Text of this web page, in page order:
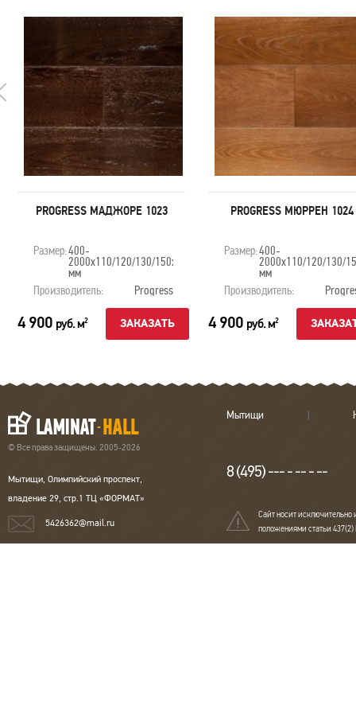
PROGRESS МАДЖОРЕ 1023
Размер:400-
2000х110/120/130/150х20
мм
Производитель:
Progress
4 900 руб. м2 ЗАКАЗАТЬ
PROGRESS МЮРРЕН 1024
Размер:400-
2000х110/120/130/
мм
Производитель:
4 900 руб. м2
© Все права защищены. 2005-2026
Мытищи, Олимпийский проспект,
владение 29, стр.1 ТЦ «ФОРМАТ»
5426362@mail.ru
Мытищи
8 (495) --- - -- - --
Сайт носит исключительно
положениями статьи